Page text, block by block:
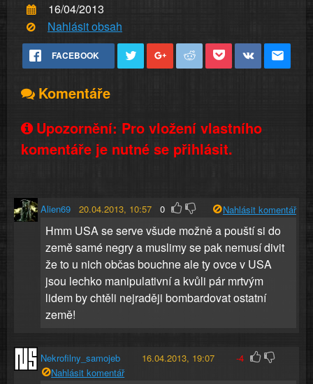
16/04/2013
Nahlásit obsah
FACEBOOK
Komentáře
Upozornění: Pro vložení vlastního
komentáře je nutné se přihlásit.
Alien69 20.04.2013, 10:57 0 Nahlásit komentář
Hmm USA se serve všude možně a pouští si do
země samé negry a muslimy se pak nemusí divit
že to u nich občas bouchne ale ty ovce v USA
jsou lechko manipulativní a kvůli pár mrtvým
lidem by chtěli nejraději bombardovat ostatní
země!
Nekrofilny_samojeb 16.04.2013, 19:07
-4
Nahlásit komentář